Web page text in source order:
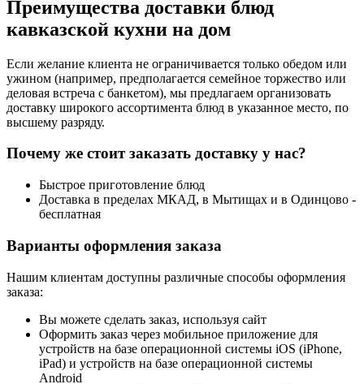
Преимущества доставки блюд
кавказской кухни на дом
Если желание клиента не ограничивается только обедом или
ужином (например, предполагается семейное торжество или
деловая встреча с банкетом), мы предлагаем организовать
доставку широкого ассортимента блюд в указанное место, по
высшему разряду.
Почему же стоит заказать доставку у нас?
Быстрое приготовление блюд
Доставка в пределах МКАД, в Мытищах и в Одинцово -
бесплатная
Варианты оформления заказа
Нашим клиентам доступны различные способы оформления
заказа:
Вы можете сделать заказ, используя сайт
Оформить заказ через мобильное приложение для
устройств на базе операционной системы iOS (iPhone,
iPad) и устройств на базе операционной системы
Android